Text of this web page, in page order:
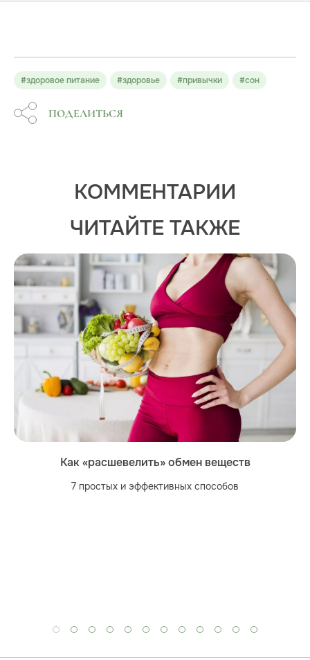
#здоровое питание #здоровье #привычки #сон
ПОДЕЛИТЬСЯ
КОММЕНТАРИИ
ЧИТАЙТЕ ТАКЖЕ
Как «расшевелить» обмен веществ
7 простых и эффективных способов